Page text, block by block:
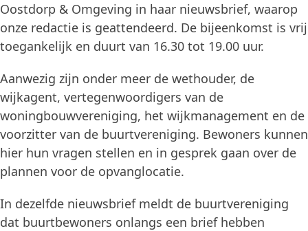
Oostdorp & Omgeving in haar nieuwsbrief, waarop
onze redactie is geattendeerd. De bijeenkomst is vrij
toegankelijk en duurt van 16.30 tot 19.00 uur.
Aanwezig zijn onder meer de wethouder, de
wijkagent, vertegenwoordigers van de
woningbouwvereniging, het wijkmanagement en de
voorzitter van de buurtvereniging. Bewoners kunnen
hier hun vragen stellen en in gesprek gaan over de
plannen voor de opvanglocatie.
In dezelfde nieuwsbrief meldt de buurtvereniging
dat buurtbewoners onlangs een brief hebben